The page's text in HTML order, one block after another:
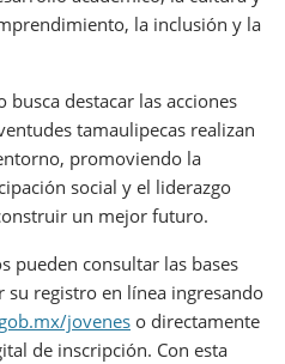
la inclusión y la
busca destacar las acciones
tamaulipecas realizan
promoviendo la
social y el liderazgo
un mejor futuro.
pueden consultar las bases
su registro en línea ingresando
jovenes o directamente
de inscripción. Con esta